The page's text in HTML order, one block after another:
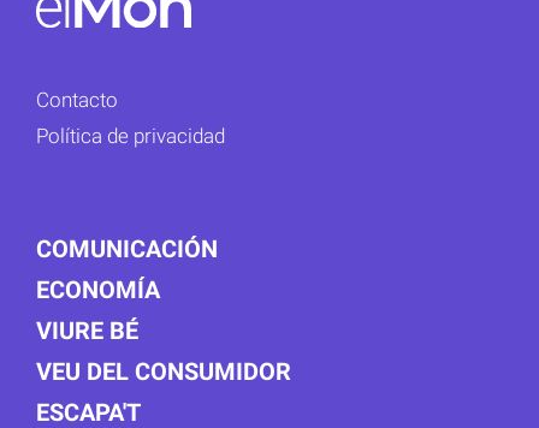
Contacto
Política de privacidad
COMUNICACIÓN
ECONOMÍA
VIURE BÉ
VEU DEL CONSUMIDOR
ESCAPA'T